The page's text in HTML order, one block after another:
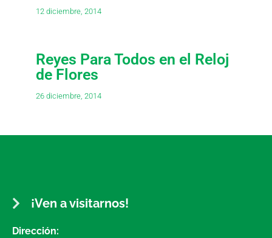
12 diciembre, 2014
Reyes Para Todos en el Reloj
de Flores
26 diciembre, 2014
¡Ven a visitarnos!
Dirección: